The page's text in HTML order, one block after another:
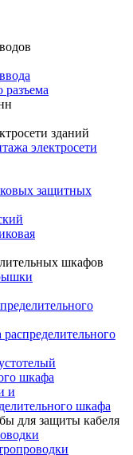
разъема
зданий
электросети
защитных
шкафов
распределительного
шкафа
и
шкафа
для защиты кабеля